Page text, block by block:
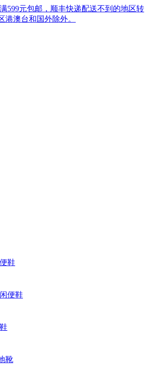
599元包邮，顺丰快递配送不到的地区转
港澳台和国外除外。
鞋
便鞋
靴